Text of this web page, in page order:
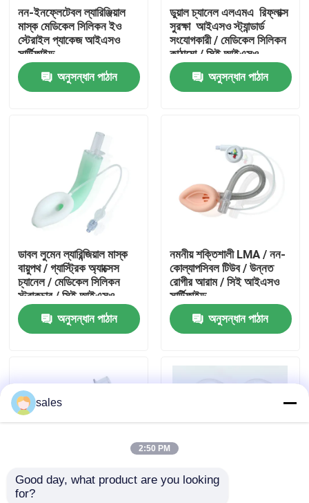
VR প্রদর্শন
কারখানা ভ্রমণ
মান নিয়ন্ত্রণ
উদ্ধৃতির জন্য আবেদন
ল্যারিঞ্জিয়াল মাস্ক এয়ারওয়ে
নন-ইনফ্লেটেবল ল্যারিঞ্জিয়াল
মাস্ক মেডিকেল সিলিকন ইও
স্টেরাইল প্যাকেজ আইএসও
সার্টিফাইড
অনুসন্ধান পাঠান
ডুয়াল চ্যানেল এলএমএ ️ রিফ্লাক্স
সুরক্ষা ️ আইএসও স্ট্যান্ডার্ড
সংযোগকারী / মেডিকেল সিলিকন
কাঠামো / সিই আইএসও
অনুসন্ধান পাঠান
ডাবল লুমেন ল্যারিন্জিয়াল মাস্ক
বায়ুপথ / গ্যাস্ট্রিক অ্যাক্সেস
চ্যানেল / মেডিকেল সিলিকন
স্ট্রাকচার / সিই আইএসও
অনুসন্ধান পাঠান
নমনীয় শক্তিশালী LMA / নন-
কোল্যাপসিবল টিউব / উন্নত
রোগীর আরাম / সিই আইএসও
সার্টিফাইড
অনুসন্ধান পাঠান
শক্তিশালী স্বরযন্ত্র মাস্ক
sales
2:50 PM
Good day, what product are you looking
for?